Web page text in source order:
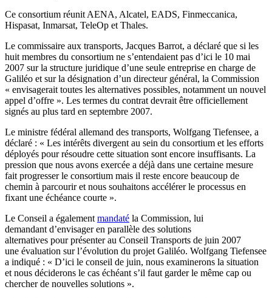
Ce consortium réunit AENA, Alcatel, EADS, Finmeccanica,
Hispasat, Inmarsat, TeleOp et Thales.
Le commissaire aux transports, Jacques Barrot, a déclaré que si les
huit membres du consortium ne s’entendaient pas d’ici le 10 mai
2007 sur la structure juridique d’une seule entreprise en charge de
Galiléo et sur la désignation d’un directeur général, la Commission
« envisagerait toutes les alternatives possibles, notamment un nouvel
appel d’offre ». Les termes du contrat devrait être officiellement
signés au plus tard en septembre 2007.
Le ministre fédéral allemand des transports, Wolfgang Tiefensee, a
déclaré : « Les intérêts divergent au sein du consortium et les efforts
déployés pour résoudre cette situation sont encore insuffisants. La
pression que nous avons exercée a déjà dans une certaine mesure
fait progresser le consortium mais il reste encore beaucoup de
chemin à parcourir et nous souhaitons accélérer le processus en
fixant une échéance courte ».
Le Conseil a également mandaté la Commission, lui
demandant d’envisager en parallèle des solutions
alternatives pour présenter au Conseil Transports de juin 2007
une évaluation sur l’évolution du projet Galiléo. Wolfgang Tiefensee
a indiqué : « D’ici le conseil de juin, nous examinerons la situation
et nous déciderons le cas échéant s’il faut garder le même cap ou
chercher de nouvelles solutions ».